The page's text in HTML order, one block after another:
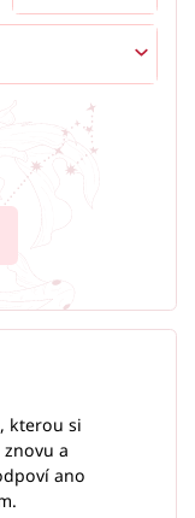
kterou si
a
ano